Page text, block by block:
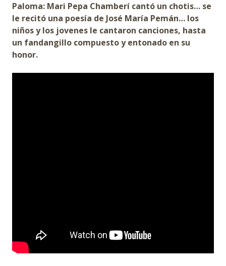
Paloma: Mari Pepa Chamberí cantó un chotis… se
le recitó una poesía de José María Pemán… los
niños y los jovenes le cantaron canciones, hasta
un fandangillo compuesto y entonado en su
honor.